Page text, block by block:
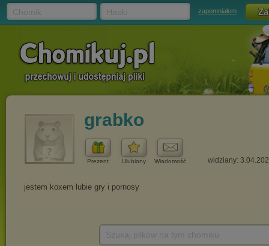
zapomniałem
grabko
Prezent Ulubiony Wiadomość widziany: